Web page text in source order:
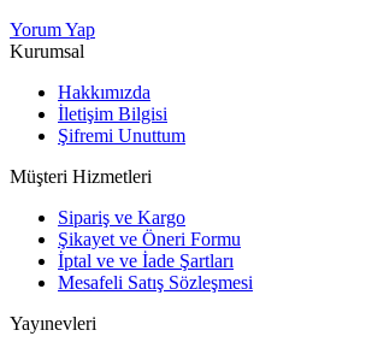
Yorum Yap
Kurumsal
Hakkımızda
İletişim Bilgisi
Şifremi Unuttum
Müşteri Hizmetleri
Sipariş ve Kargo
Şikayet ve Öneri Formu
İptal ve ve İade Şartları
Mesafeli Satış Sözleşmesi
Yayınevleri